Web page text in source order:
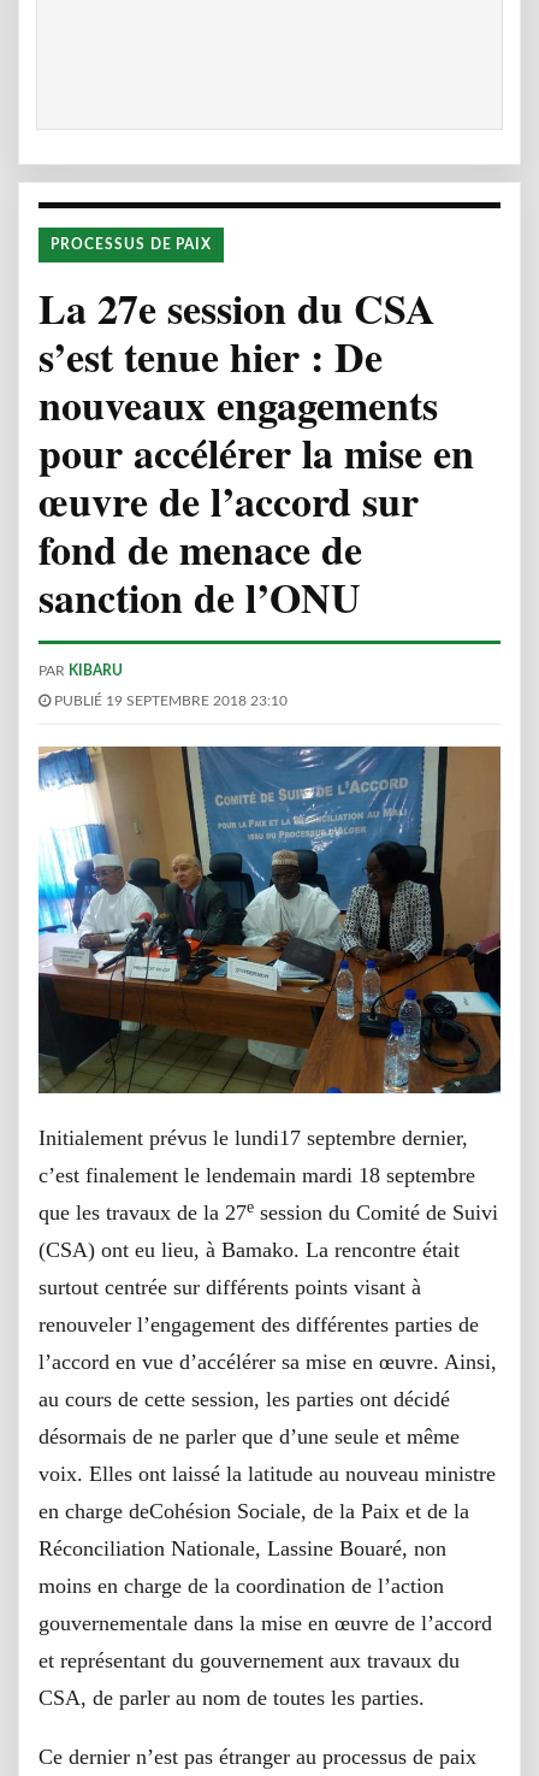
PROCESSUS DE PAIX
La 27e session du CSA
s’est tenue hier : De
nouveaux engagements
pour accélérer la mise en
œuvre de l’accord sur
fond de menace de
sanction de l’ONU
PAR KIBARU
PUBLIÉ 19 SEPTEMBRE 2018 23:10
Initialement prévus le lundi17 septembre dernier,
c’est finalement le lendemain mardi 18 septembre
que les travaux de la 27e session du Comité de Suivi
(CSA) ont eu lieu, à Bamako. La rencontre était
surtout centrée sur différents points visant à
renouveler l’engagement des différentes parties de
l’accord en vue d’accélérer sa mise en œuvre. Ainsi,
au cours de cette session, les parties ont décidé
désormais de ne parler que d’une seule et même
voix. Elles ont laissé la latitude au nouveau ministre
en charge deCohésion Sociale, de la Paix et de la
Réconciliation Nationale, Lassine Bouaré, non
moins en charge de la coordination de l’action
gouvernementale dans la mise en œuvre de l’accord
et représentant du gouvernement aux travaux du
CSA, de parler au nom de toutes les parties.
Ce dernier n’est pas étranger au processus de paix